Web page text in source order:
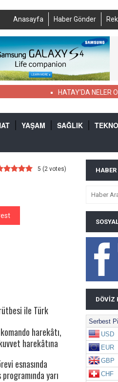
Anasayfa Haber Gönder
HATAY’DA NELER
YAŞAM SAĞLIK
5 (2 votes)
ile Türk
harekâtı,
harekâtına
esnasında
yarı
DÖVIZ